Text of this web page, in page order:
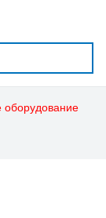
оборудование